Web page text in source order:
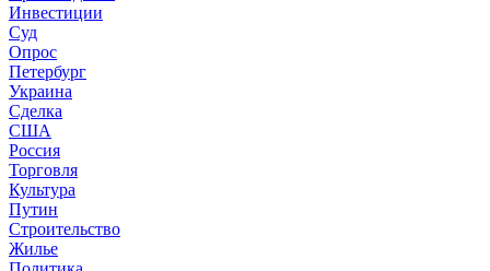
Инвестиции
Суд
Опрос
Петербург
Украина
Сделка
США
Россия
Торговля
Культура
Путин
Строительство
Жилье